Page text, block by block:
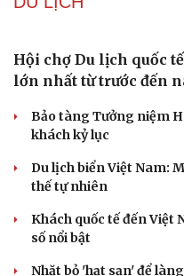
Hội chợ Du lịch quốc
lớn nhất từ trước đến
Bảo tàng Tưởng niệm
khách kỷ lục
Du lịch biển Việt Nam:
thế tự nhiên
Khách quốc tế đến Việt
số nổi bật
Nhặt bỏ 'hạt sạn' để